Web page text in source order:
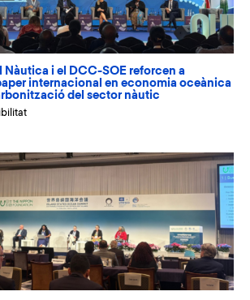
Nàutica i el DCC-SOE reforcen a
internacional en economia oceànica
del sector nàutic